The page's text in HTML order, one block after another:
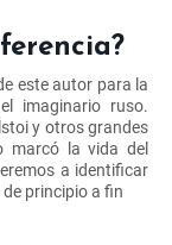
este autor para la
imaginario ruso.
y otros grandes
marcó la vida del
a identificar
principio a fin